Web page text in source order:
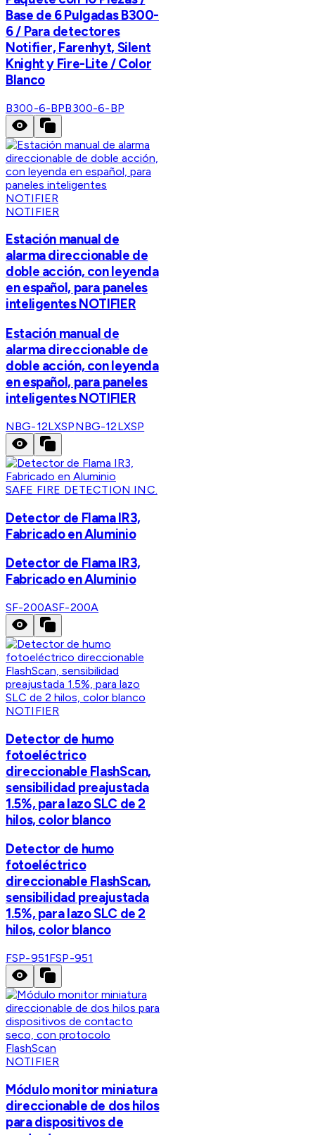
Base de 6 Pulgadas B300-
6 / Para detectores
Notifier, Farenhyt, Silent
Knight y Fire-Lite / Color
Blanco
B300-6-BPB300-6-BP
NOTIFIER
Estación manual de
alarma direccionable de
doble acción, con leyenda
en español, para paneles
inteligentes NOTIFIER
Estación manual de
alarma direccionable de
doble acción, con leyenda
en español, para paneles
inteligentes NOTIFIER
NBG-12LXSPNBG-12LXSP
SAFE FIRE DETECTION INC.
Detector de Flama IR3,
Fabricado en Aluminio
Detector de Flama IR3,
Fabricado en Aluminio
SF-200ASF-200A
NOTIFIER
Detector de humo
fotoeléctrico
direccionable FlashScan,
sensibilidad preajustada
1.5%, para lazo SLC de 2
hilos, color blanco
Detector de humo
fotoeléctrico
direccionable FlashScan,
sensibilidad preajustada
1.5%, para lazo SLC de 2
hilos, color blanco
FSP-951FSP-951
NOTIFIER
Módulo monitor miniatura
direccionable de dos hilos
para dispositivos de